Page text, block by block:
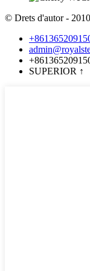
© Drets d'autor -
SUPERIOR ↑